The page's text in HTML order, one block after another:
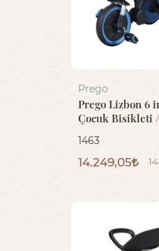
Prego
Prego Lizbon 6
Çocuk Bisikleti
1463
14.249,05